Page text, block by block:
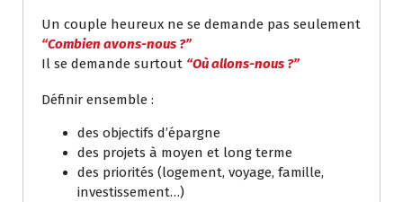
Un couple heureux ne se demande pas seulement
“Combien avons-nous ?”
Il se demande surtout “Où allons-nous ?”
Définir ensemble :
des objectifs d’épargne
des projets à moyen et long terme
des priorités (logement, voyage, famille,
investissement…)